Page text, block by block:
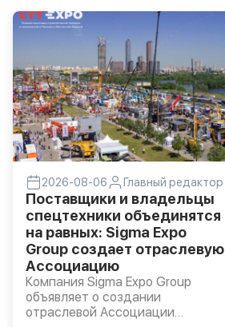
2026-08-06 Главный редактор
Поставщики и владельцы
спецтехники объединятся
на равных: Sigma Expo
Group создает отраслевую
Ассоциацию
Компания Sigma Expo Group
объявляет о создании
отраслевой Ассоциации